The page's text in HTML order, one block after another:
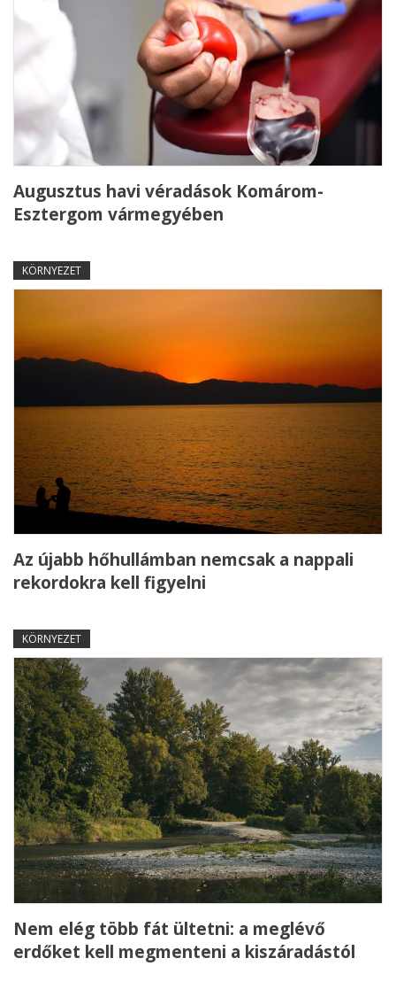
Augusztus havi véradások Komárom-
Esztergom vármegyében
KÖRNYEZET
Az újabb hőhullámban nemcsak a nappali
rekordokra kell figyelni
KÖRNYEZET
Nem elég több fát ültetni: a meglévő
erdőket kell megmenteni a kiszáradástól